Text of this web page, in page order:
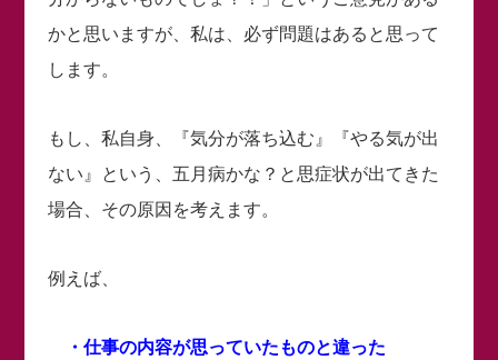
かと思いますが、私は、必ず問題はあると思って
します。
もし、私自身、『気分が落ち込む』『やる気が出
ない』という、五月病かな？と思症状が出てきた
場合、その原因を考えます。
例えば、
・仕事の内容が思っていたものと違った